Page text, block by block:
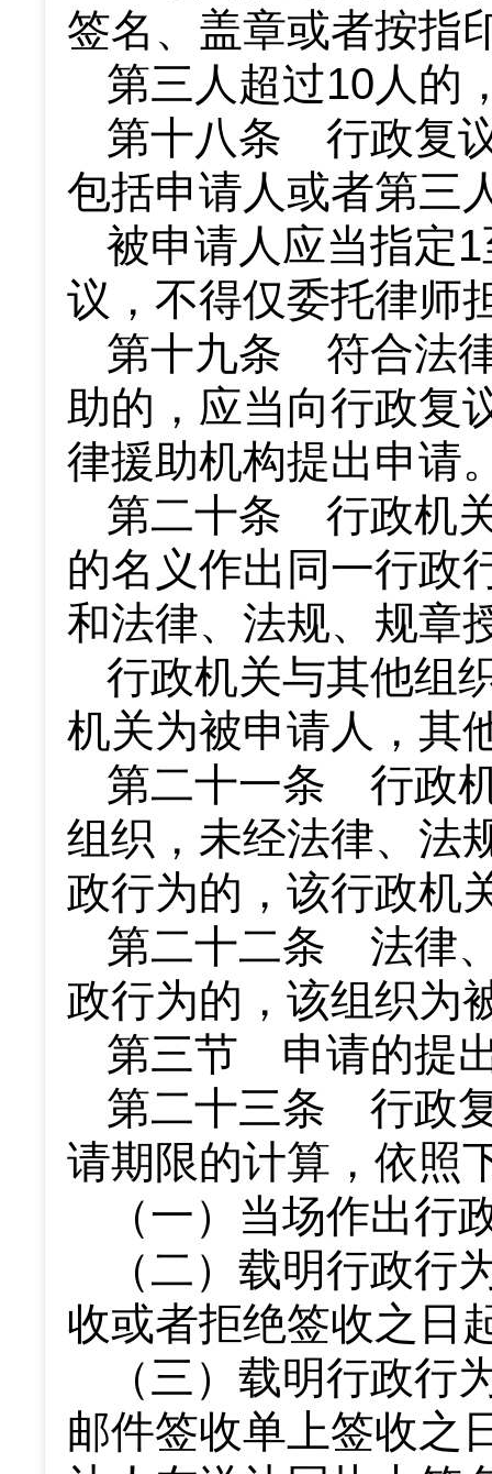
签名、盖章或者按指
第三人超过10人的
第十八条 行政复
包括申请人或者第三
被申请人应当指定
议，不得仅委托律师
第十九条 符合法
助的，应当向行政复
律援助机构提出申请
第二十条 行政机
的名义作出同一行政
和法律、法规、规章
行政机关与其他组
机关为被申请人，其
第二十一条 行政
组织，未经法律、法
政行为的，该行政机
第二十二条 法律
政行为的，该组织为
第三节 申请的提
第二十三条 行政
请期限的计算，依照
（一）当场作出行
（二）载明行政行
收或者拒绝签收之日
（三）载明行政行
邮件签收单上签收之